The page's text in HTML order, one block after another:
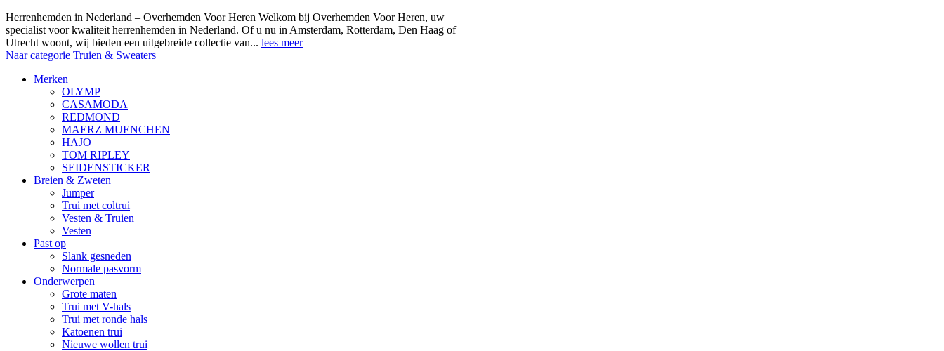
Herrenhemden in Nederland – Overhemden Voor Heren Welkom bij Overhemden Voor Heren, uw
specialist voor kwaliteit herrenhemden in Nederland. Of u nu in Amsterdam, Rotterdam, Den Haag of
Utrecht woont, wij bieden een uitgebreide collectie van... lees meer
Naar categorie Truien & Sweaters
Merken
OLYMP
CASAMODA
REDMOND
MAERZ MUENCHEN
HAJO
TOM RIPLEY
SEIDENSTICKER
Breien & Zweten
Jumper
Trui met coltrui
Vesten & Truien
Vesten
Past op
Slank gesneden
Normale pasvorm
Onderwerpen
Grote maten
Trui met V-hals
Trui met ronde hals
Katoenen trui
Nieuwe wollen trui